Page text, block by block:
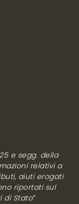
e segg. della
relativi a
aiuti erogati
riportati sul
di Stato”